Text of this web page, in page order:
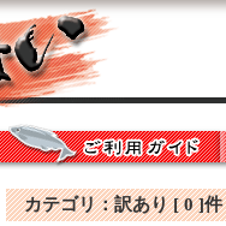
カテゴリ：訳あり [ 0 ]件